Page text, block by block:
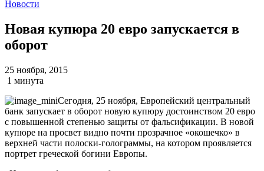
Новости
Новая купюра 20 евро запускается в
оборот
25 ноября, 2015
1 минута
Сегодня, 25 ноября, Европейский центральный
банк запускает в оборот новую купюру достоинством 20 евро
с повышенной степенью защиты от фальсификации. В новой
купюре на просвет видно почти прозрачное «окошечко» в
верхней части полоски-голограммы, на котором проявляется
портрет греческой богини Европы.